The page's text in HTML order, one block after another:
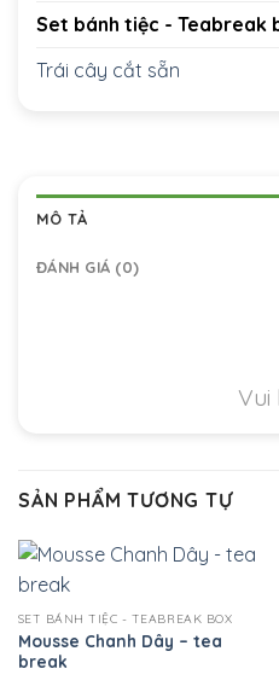
Set bánh tiệc - Teabreak
Trái cây cắt sẵn
MÔ TẢ
ĐÁNH GIÁ (0)
Vui
SẢN PHẨM TƯƠNG TỰ
SET BÁNH TIỆC - TEABREAK BOX
Mousse Chanh Dây – tea
break